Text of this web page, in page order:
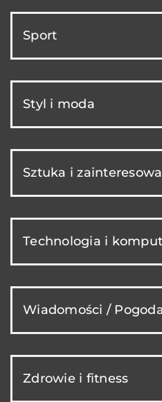
Sport
Styl i moda
Sztuka i
Technologia i
Wiadomości /
Zdrowie i fitness